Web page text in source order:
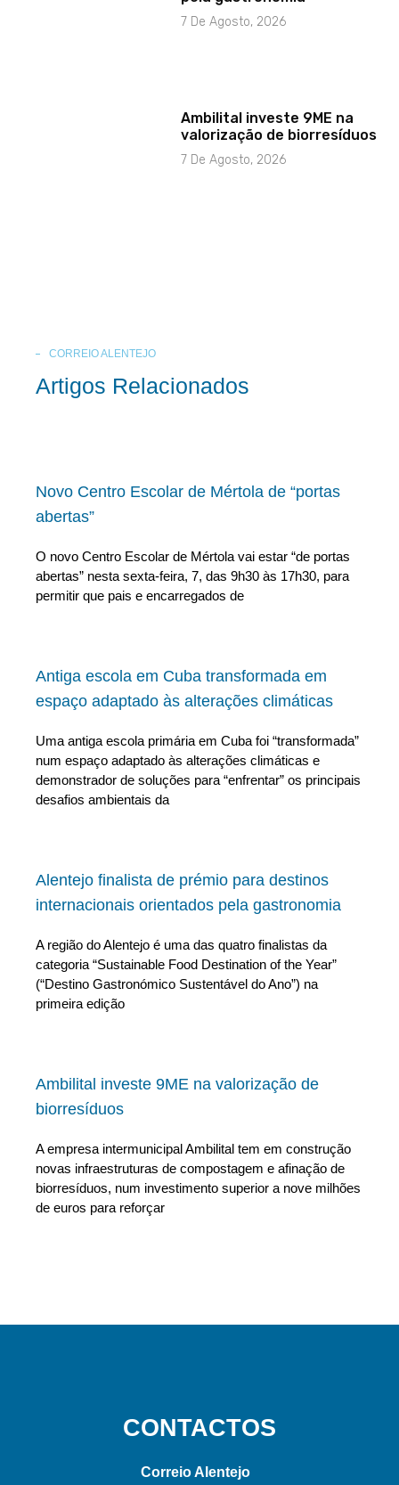
7 De Agosto, 2026
Ambilital investe 9ME na
valorização de biorresíduos
7 De Agosto, 2026
CORREIO ALENTEJO
Artigos Relacionados
Novo Centro Escolar de Mértola de “portas
abertas”
O novo Centro Escolar de Mértola vai estar “de portas
abertas” nesta sexta-feira, 7, das 9h30 às 17h30, para
permitir que pais e encarregados de
Antiga escola em Cuba transformada em
espaço adaptado às alterações climáticas
Uma antiga escola primária em Cuba foi “transformada”
num espaço adaptado às alterações climáticas e
demonstrador de soluções para “enfrentar” os principais
desafios ambientais da
Alentejo finalista de prémio para destinos
internacionais orientados pela gastronomia
A região do Alentejo é uma das quatro finalistas da
categoria “Sustainable Food Destination of the Year”
(“Destino Gastronómico Sustentável do Ano”) na
primeira edição
Ambilital investe 9ME na valorização de
biorresíduos
A empresa intermunicipal Ambilital tem em construção
novas infraestruturas de compostagem e afinação de
biorresíduos, num investimento superior a nove milhões
de euros para reforçar
CONTACTOS
Correio Alentejo